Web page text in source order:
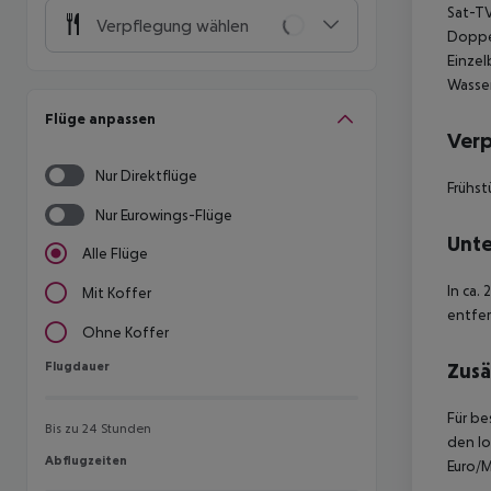
Verpflegung wählen
Flüge anpassen
Nur Direktflüge
Nur Eurowings-Flüge
Alle Flüge
Mit Koffer
Ohne Koffer
Flugdauer
Flugdauer
Bis zu 24 Stunden
Abflugzeiten
Abflugzeiten
Sat-
In ca.
Für
den
Euro/